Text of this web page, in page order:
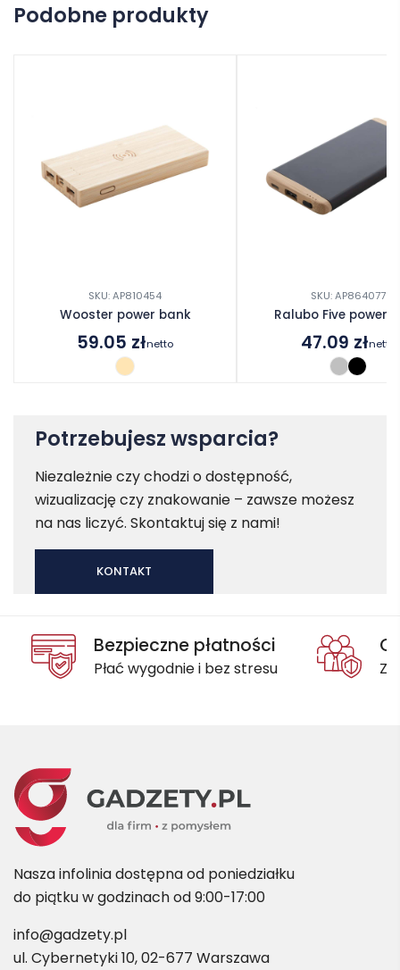
Podobne produkty
SKU: AP810454
Wooster power bank
59.05 złnetto
SKU: AP864077
Ralubo Five power
47.09 złnetto
Potrzebujesz wsparcia?
Niezależnie czy chodzi o dostępność,
wizualizację czy znakowanie – zawsze możesz
na nas liczyć. Skontaktuj się z nami!
KONTAKT
Bezpieczne płatności
Płać wygodnie i bez stresu
Nasza infolinia dostępna od poniedziałku
do piątku w godzinach od 9:00-17:00
info@gadzety.pl
ul. Cybernetyki 10, 02-677 Warszawa